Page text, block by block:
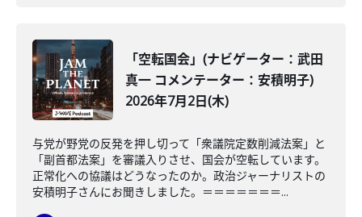
「空転国会」(ナビゲーター：武田
真一 コメンテーター：安積明子)
2026年7月2日(木)
与党が野党の反発を押し切って「衆議院定数削減法案」と
「副首都法案」を審議入りさせ、国会が空転しています。
正常化への協議はどうなったのか。政治ジャーナリストの
安積明子さんにお聞きしました。＝＝＝＝＝＝＝...